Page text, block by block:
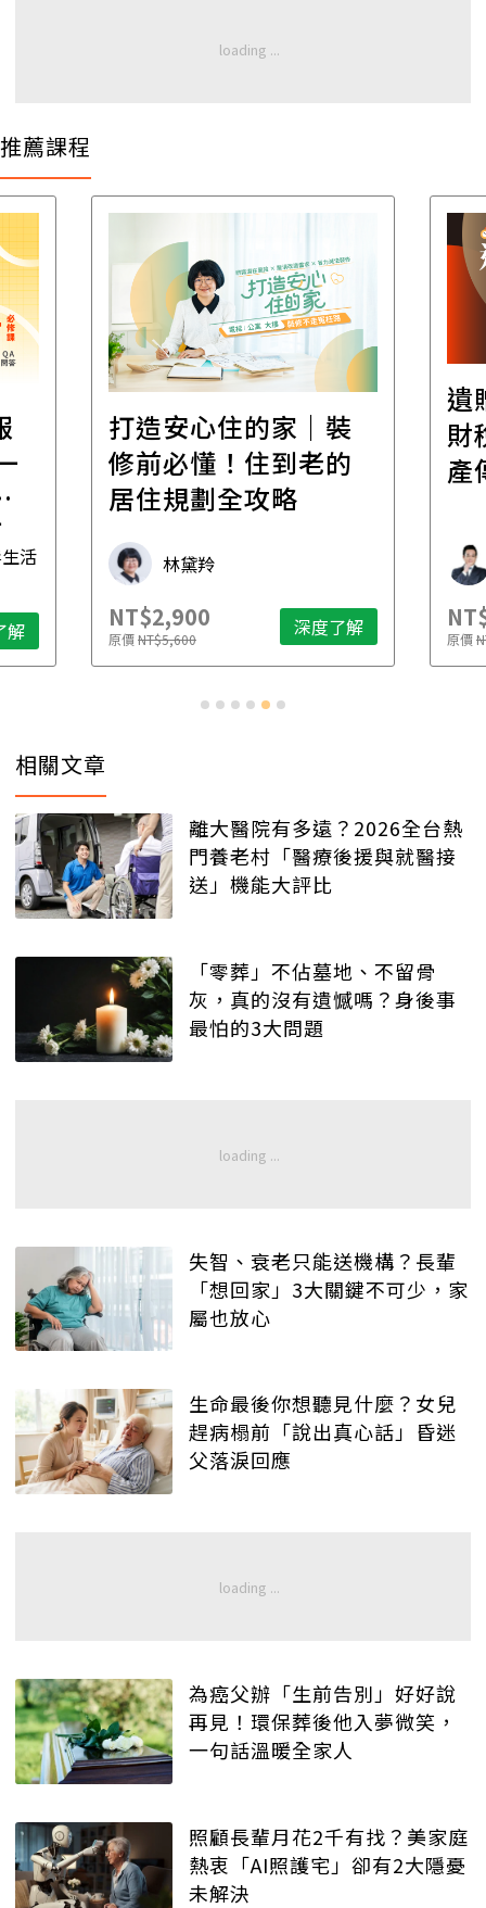
推薦課程
活
解
打造安心住的家｜裝
修前必懂！住到老的
居住規劃全攻略
林黛羚
NT$2,900
原價NT$5,600 深度了解
遺
財
產
原價
相關文章
離大醫院有多遠？2026全台熱
門養老村「醫療後援與就醫接
送」機能大評比
「零葬」不佔墓地、不留骨
灰，真的沒有遺憾嗎？身後事
最怕的3大問題
失智、衰老只能送機構？長輩
「想回家」3大關鍵不可少，家
屬也放心
生命最後你想聽見什麼？女兒
趕病榻前「說出真心話」昏迷
父落淚回應
為癌父辦「生前告別」好好說
再見！環保葬後他入夢微笑，
一句話溫暖全家人
照顧長輩月花2千有找？美家庭
熱衷「AI照護宅」卻有2大隱憂
未解決